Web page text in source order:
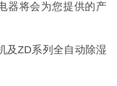
器将会为您提供的产
ZD系列全自动除湿